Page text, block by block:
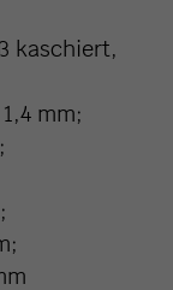
kaschiert,
mm;